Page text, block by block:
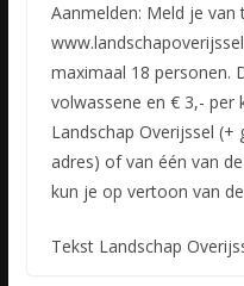
Aanmelden: Meld je
maximaal 18 personen.
volwassene en € 3,- per
Landschap Overijssel (+
adres) of van één van
kun je op vertoon van
Tekst Landschap